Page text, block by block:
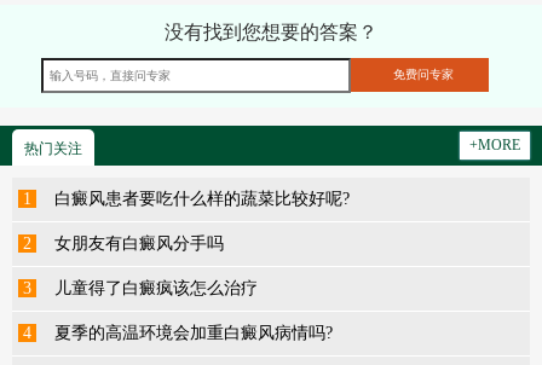
没有找到您想要的答案？
热门关注 +MORE
1 白癜风患者要吃什么样的蔬菜比较好呢?
2 女朋友有白癜风分手吗
3 儿童得了白癜疯该怎么治疗
4 夏季的高温环境会加重白癜风病情吗?